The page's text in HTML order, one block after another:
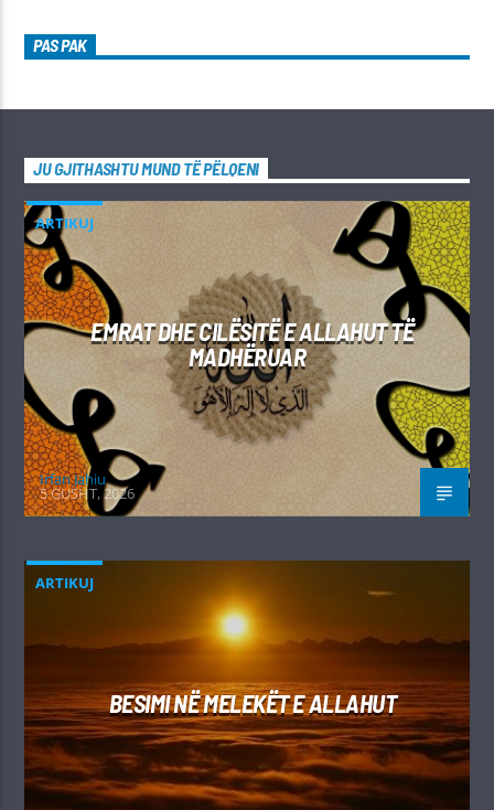
PAS PAK
JU GJITHASHTU MUND TË PËLQENI
ARTIKUJ
EMRAT DHE CILËSITË E ALLAHUT TË
MADHËRUAR
Irfan Jahiu
5 GUSHT, 2026
ARTIKUJ
BESIMI NË MELEKËT E ALLAHUT